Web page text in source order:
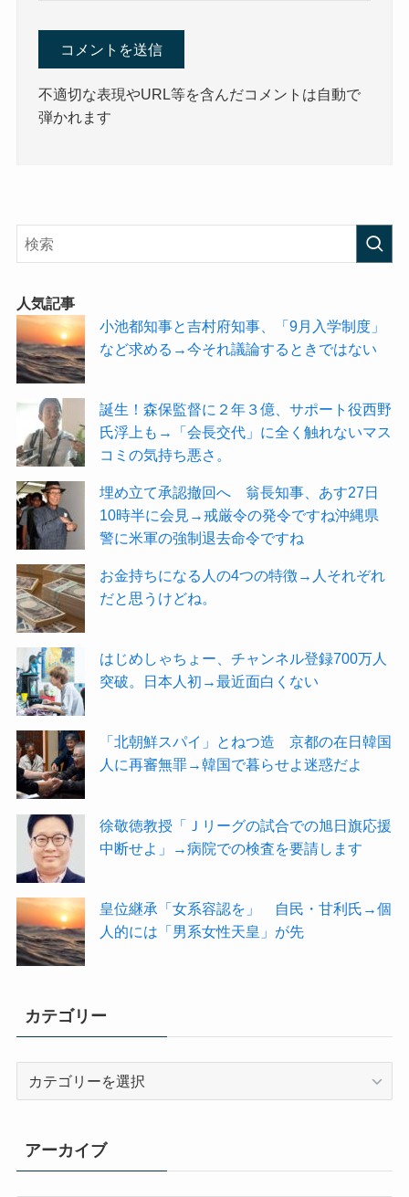
不適切な表現やURL等を含んだコメントは自動で
弾かれます
人気記事
小池都知事と吉村府知事、「9月入学制度」
など求める→今それ議論するときではない
誕生！森保監督に２年３億、サポート役西野
氏浮上も→「会長交代」に全く触れないマス
コミの気持ち悪さ。
埋め立て承認撤回へ 翁長知事、あす27日
10時半に会見→戒厳令の発令ですね沖縄県
警に米軍の強制退去命令ですね
お金持ちになる人の4つの特徴→人それぞれ
だと思うけどね。
はじめしゃちょー、チャンネル登録700万人
突破。日本人初→最近面白くない
「北朝鮮スパイ」とねつ造 京都の在日韓国
人に再審無罪→韓国で暮らせよ迷惑だよ
徐敬徳教授「Ｊリーグの試合での旭日旗応援
中断せよ」→病院での検査を要請します
皇位継承「女系容認を」 自民・甘利氏→個
人的には「男系女性天皇」が先
カテゴリー
リ
ー
アーカイブ